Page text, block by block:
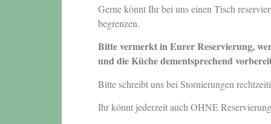
Gerne könnt Ihr bei uns einen Tisch
begrenzen.
Bitte vermerkt in Eurer Reservierung,
und die Küche dementsprechend
Bitte schreibt uns bei Stornierungen
Ihr könnt jederzeit auch OHNE